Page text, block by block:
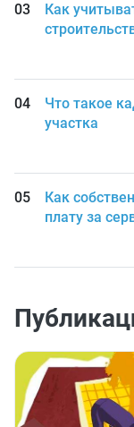
Как
Что такое
участка
Как
плату за